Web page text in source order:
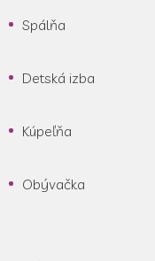
Spálňa
Detská izba
Kúpeľňa
Obývačka